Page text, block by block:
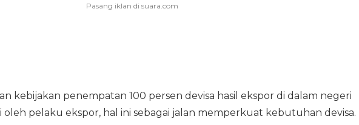
kebijakan penempatan 100 persen devisa hasil ekspor di dalam negeri
pelaku ekspor, hal ini sebagai jalan memperkuat kebutuhan devisa.